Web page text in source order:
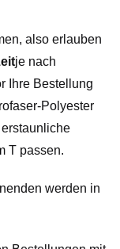
also erlauben
je nach
Ihre Bestellung
Polyester
T passen.
werden in